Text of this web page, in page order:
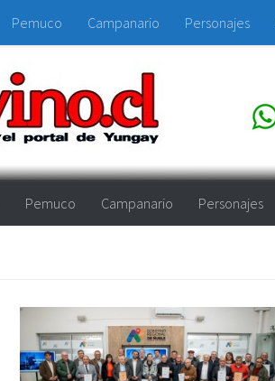
Pemuco Campanario Personajes
Pemuco Campanario Personajes